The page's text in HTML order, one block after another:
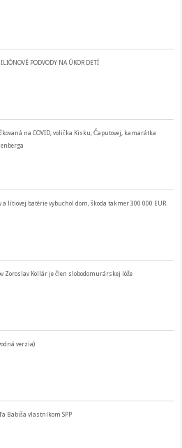
PODVODY NA ÚKOR DETÍ
na COVID, volička Kisku, Čaputovej, kamarátka
a lítiovej batérie vybuchol dom, škoda takmer 300 000 EUR
Zoroslav Kollár je člen slobodomurárskej lóže
verzia)
Babiša vlastníkom SPP